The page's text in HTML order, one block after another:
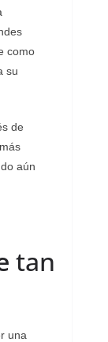
como
su
de
aún
tan
una